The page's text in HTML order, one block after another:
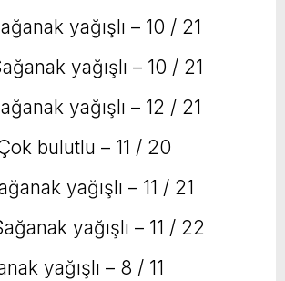
yağışlı – 10 / 21
yağışlı – 10 / 21
yağışlı – 12 / 21
bulutlu – 11 / 20
yağışlı – 11 / 21
yağışlı – 11 / 22
yağışlı – 8 / 11